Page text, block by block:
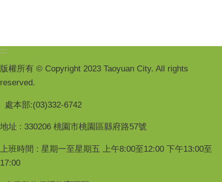
:::
版權所有 © Copyright 2023 Taoyuan City. All rights
reserved.
處本部:(03)332-6742
地址 : 330206 桃園市桃園區縣府路57號
上班時間 : 星期一至星期五 上午8:00至12:00 下午13:00至
17:00